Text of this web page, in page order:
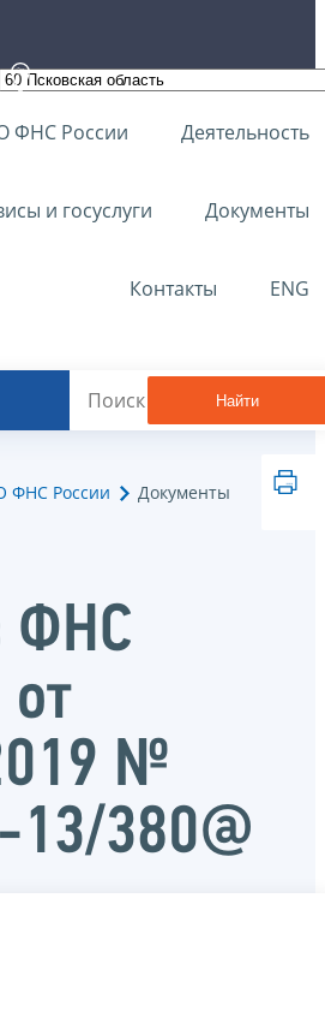
ФНС России Деятельность
и госуслуги Документы
Контакты ENG
Найти
ФНС России Документы
ФНС
№
380@